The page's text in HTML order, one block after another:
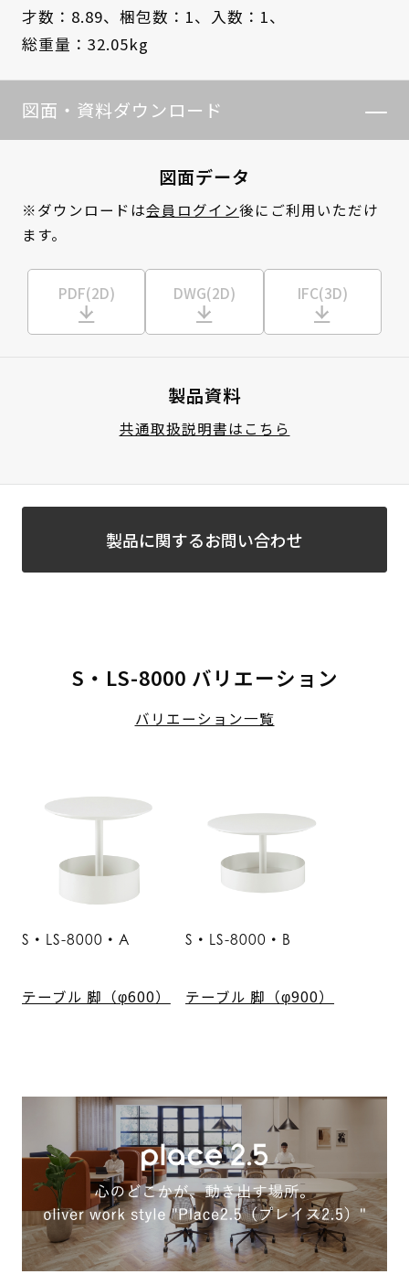
才数：8.89、 梱包数：1、
入数：1、
総重量：32.05kg
図面・資料ダウンロード
図面データ
※ダウンロードは会員ログイン後にご利用いただけ
ます。
PDF(2D) DWG(2D) IFC(3D)
製品資料
共通取扱説明書はこちら
製品に関するお問い合わせ
S・LS-8000 バリエーション
バリエーション一覧
S・LS-8000・A
テーブル 脚（φ600）
S・LS-8000・B
テーブル 脚（φ900）